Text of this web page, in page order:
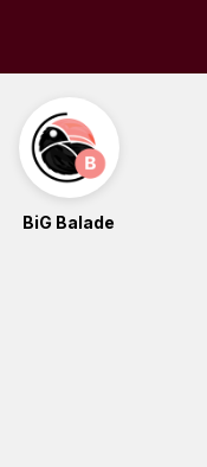
BiG Balade